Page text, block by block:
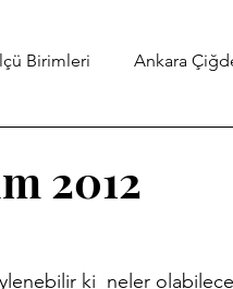
Birimleri Ankara
2012